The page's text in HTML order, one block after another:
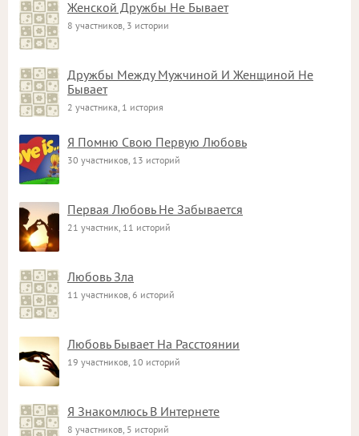
Женской Дружбы Не Бывает
8 участников, 3 истории
Дружбы Между Мужчиной И Женщиной Не
Бывает
2 участника, 1 история
Я Помню Свою Первую Любовь
30 участников, 13 историй
Первая Любовь Не Забывается
21 участник, 11 историй
Любовь Зла
11 участников, 6 историй
Любовь Бывает На Расстоянии
19 участников, 10 историй
Я Знакомлюсь В Интернете
8 участников, 5 историй